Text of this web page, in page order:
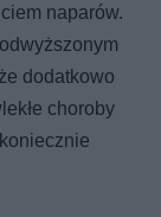
naparów.
dodatkowo
choroby